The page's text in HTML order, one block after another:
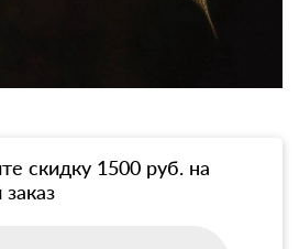
скидку 1500 руб. на